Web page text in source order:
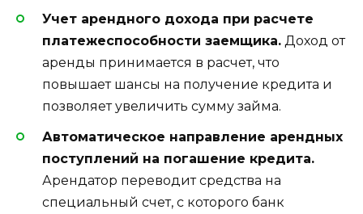
Учет арендного дохода при расчете
платежеспособности заемщика. Доход от
аренды принимается в расчет, что
повышает шансы на получение кредита и
позволяет увеличить сумму займа.
Автоматическое направление арендных
поступлений на погашение кредита.
Арендатор переводит средства на
специальный счет, с которого банк